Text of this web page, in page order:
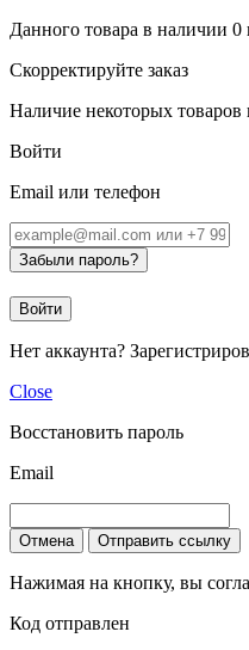
Данного товара в наличии 0
Скорректируйте заказ
Наличие некоторых товаров
Войти
Email или телефон
Забыли пароль?
Войти
Нет аккаунта?
Close
Восстановить пароль
Email
Отмена Отправить ссылку
Нажимая на кнопку, вы
Код отправлен